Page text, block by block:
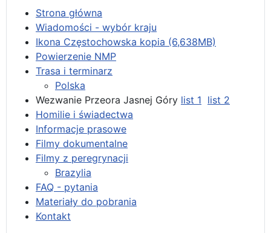
Strona główna
Wiadomości - wybór kraju
Ikona Częstochowska kopia (6,638MB)
Powierzenie NMP
Trasa i terminarz
Polska
Wezwanie Przeora Jasnej Góry list 1 list 2
Homilie i świadectwa
Informacje prasowe
Filmy dokumentalne
Filmy z peregrynacji
Brazylia
FAQ - pytania
Materiały do pobrania
Kontakt